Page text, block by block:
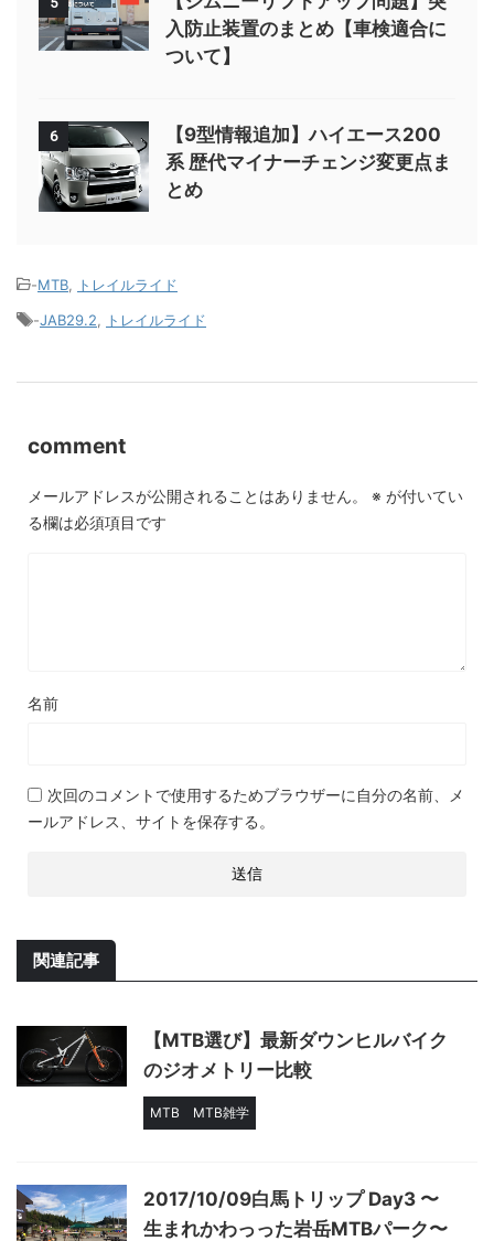
入防止装置のまとめ【車検適合に
ついて】
6
【9型情報追加】ハイエース200
系 歴代マイナーチェンジ変更点ま
とめ
-MTB
トレイルライド
-JAB29.2 トレイルライド
comment
メールアドレスが公開されることはありません。 ※ が付いてい
る欄は必須項目です
名前
次回のコメントで使用するためブラウザーに自分の名前、メ
ールアドレス、サイトを保存する。
関連記事
【MTB選び】最新ダウンヒルバイク
のジオメトリー比較
MTB MTB雑学
2017/10/09白馬トリップ Day3 〜
生まれかわっった岩岳MTBパーク〜